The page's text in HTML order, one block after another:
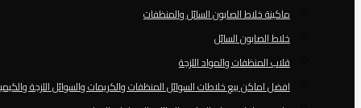
ماكينة خلاط الصابون السائل والمنظفات
خلاط الصابون السائل
قلاب المنظفات والمواد اللزجة
افضل اماكن بيع خلاطات السوائل المنظفات والكريمات والسوائل اللزجة